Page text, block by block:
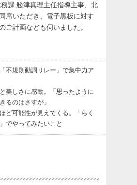
課 舩津真理主任指導主事、北
席いただき、電子黒板に対す
ご計画なども伺いました。
不規則動詞リレー」で集中力ア
美しさに感動。「思ったように
るのはさすが」
ど可能性が見えてくる。「らく
でやってみたいこと